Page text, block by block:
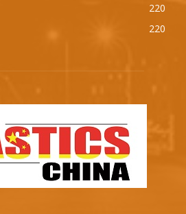
220
220